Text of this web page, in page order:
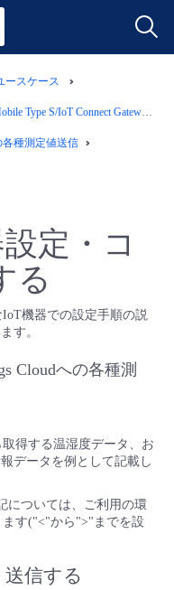
ースケース
Things Cloud/Wasabiオブジェクトストレージ
各種測定値送信
定・コ
る
機器での設定手順の説
す。
Cloudへの各種測
得する温湿度データ、お
データを例として記載し
については、ご利用の環
す("<"から">"までを設
信する